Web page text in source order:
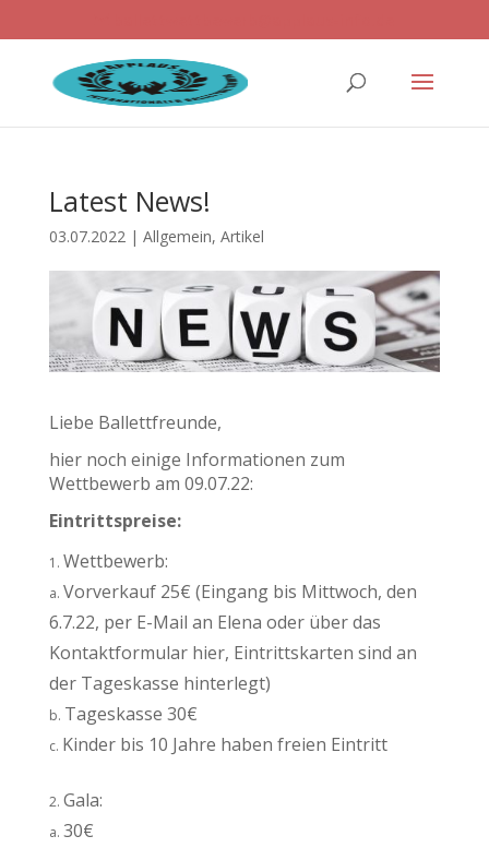
Latest News!
03.07.2022| Allgemein, Artikel
Liebe Ballettfreunde,
hier noch einige Informationen zum
Wettbewerb am 09.07.22:
Eintrittspreise:
Wettbewerb:
Vorverkauf 25€ (Eingang bis Mittwoch, den
6.7.22, per E-Mail an Elena oder über das
Kontaktformular hier, Eintrittskarten sind an
der Tageskasse hinterlegt)
Tageskasse 30€
Kinder bis 10 Jahre haben freien Eintritt
Gala:
30€